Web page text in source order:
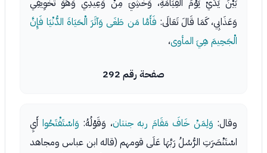
بَيْنَ يَدَيْ يَوْمَ الْقِيَامَةِ، وَخَشِيَ مِنْ وَعِيدِي وَهُوَ تَخْوِيفِي
وَعَذَابِي، كَمَا قَالَ تَعَالَى: فَأَمَّا مَن طَغَى وَآثَرَ الْحَيَاةَ الدُّنْيَا فَإِنَّ
الْجَحِيمَ هِيَ المأوى،
صفحة رقم 292
وقال: وَلِمَنْ خَافَ مَقَامَ ربه جنتان، وَقَوْلُهُ: وَاسْتَفْتَحُوا أَيِ
اسْتَنْصَرَتِ الرُّسُلُ رَبَّهَا عَلَى قومهم (قاله ابن عباس ومجاهد